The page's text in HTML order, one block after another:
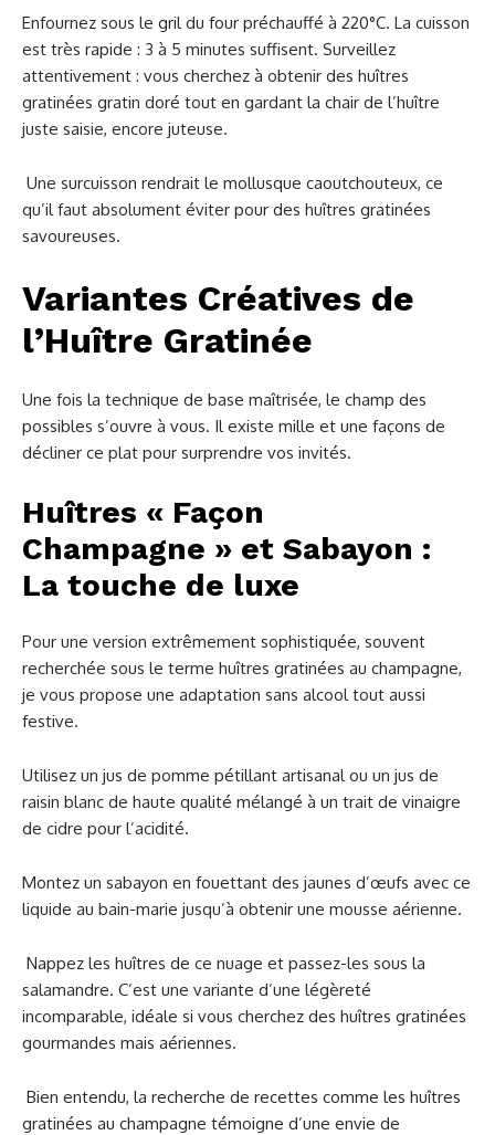
Enfournez sous le gril du four préchauffé à 220°C. La cuisson
est très rapide : 3 à 5 minutes suffisent. Surveillez
attentivement : vous cherchez à obtenir des huîtres
gratinées gratin doré tout en gardant la chair de l’huître
juste saisie, encore juteuse.
Une surcuisson rendrait le mollusque caoutchouteux, ce
qu’il faut absolument éviter pour des huîtres gratinées
savoureuses.
Variantes Créatives de
l’Huître Gratinée
Une fois la technique de base maîtrisée, le champ des
possibles s’ouvre à vous. Il existe mille et une façons de
décliner ce plat pour surprendre vos invités.
Huîtres « Façon
Champagne » et Sabayon :
La touche de luxe
Pour une version extrêmement sophistiquée, souvent
recherchée sous le terme huîtres gratinées au champagne,
je vous propose une adaptation sans alcool tout aussi
festive.
Utilisez un jus de pomme pétillant artisanal ou un jus de
raisin blanc de haute qualité mélangé à un trait de vinaigre
de cidre pour l’acidité.
Montez un sabayon en fouettant des jaunes d’œufs avec ce
liquide au bain-marie jusqu’à obtenir une mousse aérienne.
Nappez les huîtres de ce nuage et passez-les sous la
salamandre. C’est une variante d’une légèreté
incomparable, idéale si vous cherchez des huîtres gratinées
gourmandes mais aériennes.
Bien entendu, la recherche de recettes comme les huîtres
gratinées au champagne témoigne d’une envie de